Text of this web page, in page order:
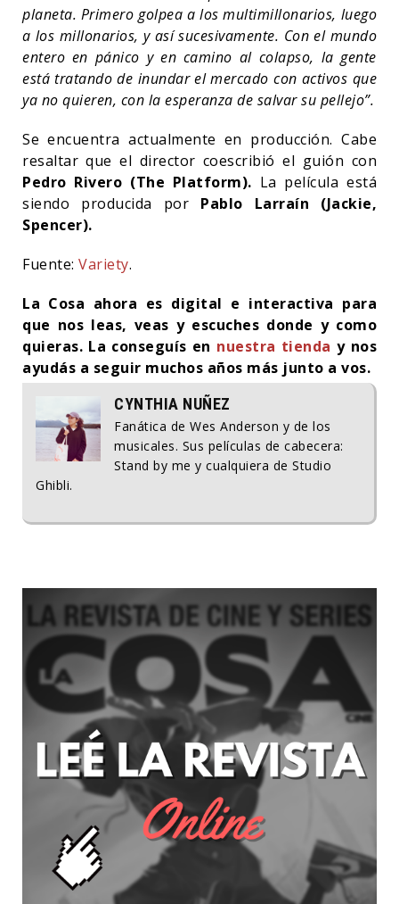
planeta. Primero golpea a los multimillonarios, luego
a los millonarios, y así sucesivamente. Con el mundo
entero en pánico y en camino al colapso, la gente
está tratando de inundar el mercado con activos que
ya no quieren, con la esperanza de salvar su pellejo”.
Se encuentra actualmente en producción. Cabe
resaltar que el director coescribió el guión con
Pedro Rivero (The Platform). La película está
siendo producida por Pablo Larraín (Jackie,
Spencer).
Fuente: Variety.
La Cosa ahora es digital e interactiva para
que nos leas, veas y escuches donde y como
quieras. La conseguís en nuestra tienda y nos
ayudás a seguir muchos años más junto a vos.
CYNTHIA NUÑEZ
Fanática de Wes Anderson y de los
musicales. Sus películas de cabecera:
Stand by me y cualquiera de Studio
Ghibli.